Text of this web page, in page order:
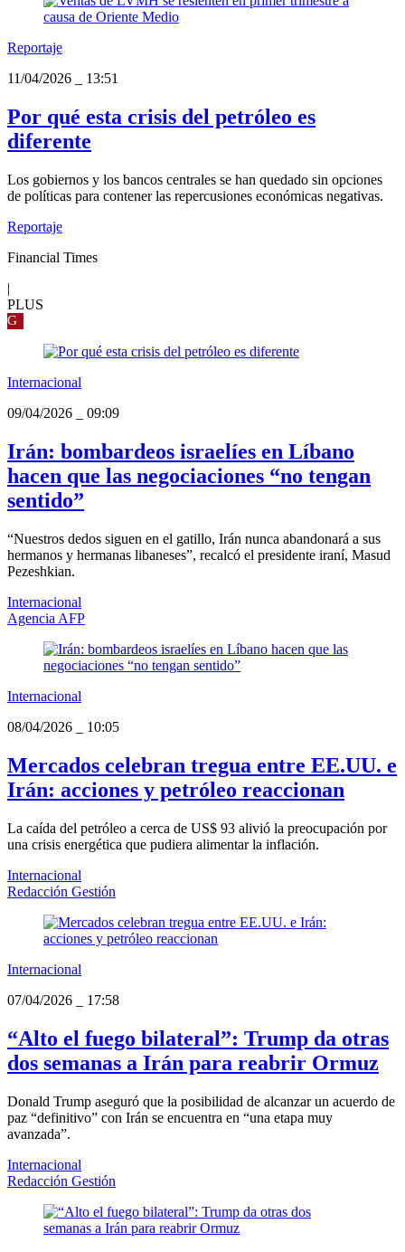
Reportaje
11/04/2026
13:51
Por qué esta crisis del petróleo es
diferente
Los gobiernos y los bancos centrales se han quedado sin opciones
de políticas para contener las repercusiones económicas negativas.
Reportaje
Financial Times
|
PLUS
G
Internacional
09/04/2026
09:09
Irán: bombardeos israelíes en Líbano
hacen que las negociaciones “no tengan
sentido”
“Nuestros dedos siguen en el gatillo, Irán nunca abandonará a sus
hermanos y hermanas libaneses”, recalcó el presidente iraní, Masud
Pezeshkian.
Internacional
Agencia AFP
Internacional
08/04/2026
10:05
Mercados celebran tregua entre EE.UU. e
Irán: acciones y petróleo reaccionan
La caída del petróleo a cerca de US$ 93 alivió la preocupación por
una crisis energética que pudiera alimentar la inflación.
Internacional
Redacción Gestión
Internacional
07/04/2026
17:58
“Alto el fuego bilateral”: Trump da otras
dos semanas a Irán para reabrir Ormuz
Donald Trump aseguró que la posibilidad de alcanzar un acuerdo de
paz “definitivo” con Irán se encuentra en “una etapa muy
avanzada”.
Internacional
Redacción Gestión